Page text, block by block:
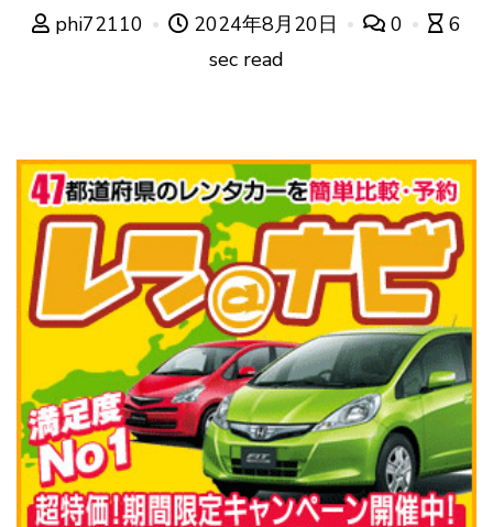
phi72110 2024年8月20日 0
6
sec read